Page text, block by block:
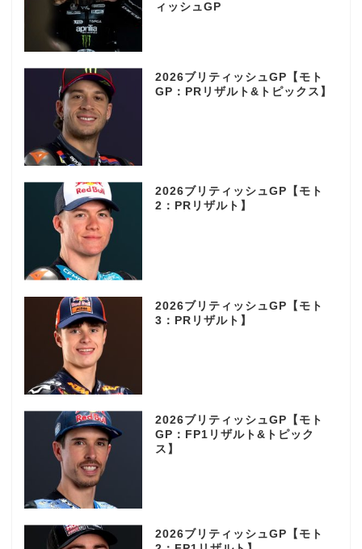
ィッシュGP
2026ブリティッシュGP【モト
GP：PRリザルト&トピックス】
2026ブリティッシュGP【モト
2：PRリザルト】
2026ブリティッシュGP【モト
3：PRリザルト】
2026ブリティッシュGP【モト
GP：FP1リザルト&トピック
ス】
2026ブリティッシュGP【モト